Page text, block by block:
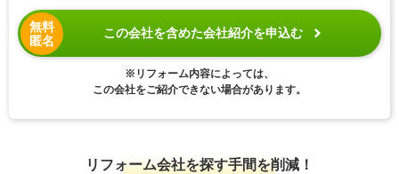
無料
匿名
この会社を含めた会社紹介を申込む
※リフォーム内容によっては、
この会社をご紹介できない場合があります。
リフォーム会社を探す手間を削減！